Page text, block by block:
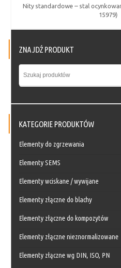
Nity standardowe – stal
15979)
ZNAJDŹ PRODUKT
KATEGORIE PRODUKTÓW
Elementy do zgrzewania
Elementy SEMS
Elementy wciskane / wywijane
Elementy złączne do blachy
Elementy złączne do kompozytów
Elementy złączne nieznormalizowane
Elementy złączne wg DIN, ISO, PN